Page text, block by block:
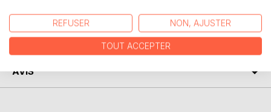
CRITIQUES PRESSE
AVIS
REFUSER NON, AJUSTER
TOUT ACCEPTER